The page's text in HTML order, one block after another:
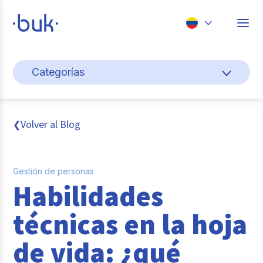
Perú
Categorías
Cultura y bienestar laboral
Gestión de personas
Pago de nómina
Buk
Transformación digital
Tendencias y Data
❮Volver al Blog
Gestión de personas
Habilidades
técnicas en la hoja
de vida: ¿qué